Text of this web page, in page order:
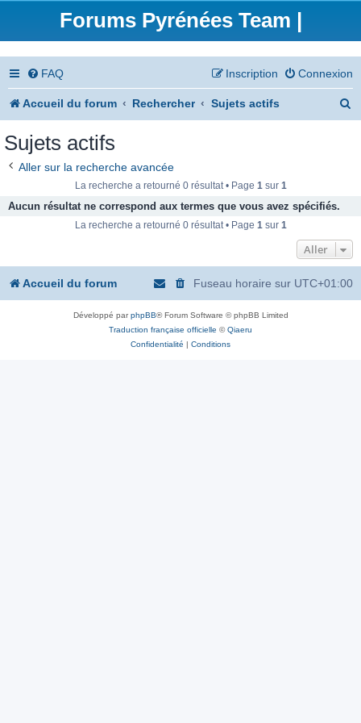
Forums Pyrénées Team |
FAQ Connexion
Inscription
Accueil du forum Rechercher Sujets actifs
e
Sujets actifs
Aller sur la recherche avancée
La recherche a retourné 0 résultat • Page 1sur 1
Aucun résultat ne correspond aux termes que vous avez spécifiés.
La recherche a retourné 0 résultat • Page 1sur 1
Aller
Accueil du forum Fuseau horaire sur UTC+01:00
Développé parphpBB® Forum Software © phpBB Limited
Traduction française officielle ©Qiaeru
Confidentialité | Conditions